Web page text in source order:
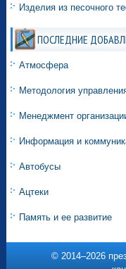
Изделия из песочного
ПОСЛЕДНИЕ
Атмосфера
Методология
Менеджмент
Информация и
Автобусы
Ацтеки
Память и ее развитие
© 2014–2026